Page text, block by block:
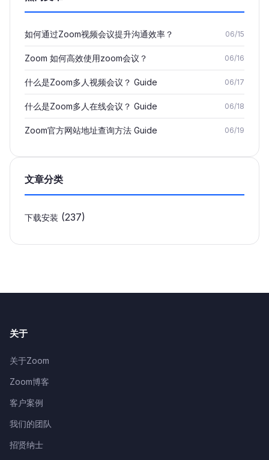
如何通过Zoom视频会议提升沟通效率？ 06/15
Zoom 如何高效使用zoom会议？ 06/16
什么是Zoom多人视频会议？ Guide 06/17
什么是Zoom多人在线会议？ Guide 06/18
Zoom官方网站地址查询方法 Guide 06/19
文章分类
下载安装 (237)
关于
关于Zoom
Zoom博客
客户案例
我们的团队
招贤纳士